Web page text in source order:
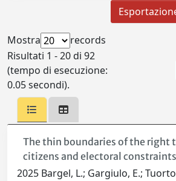
Mostra
records
Risultati 1 - 20 di 92
(tempo di esecuzione:
0.05 secondi).
The thin boundaries of the right
citizens and electoral
2025 Bargel, L.; Gargiulo, E.;